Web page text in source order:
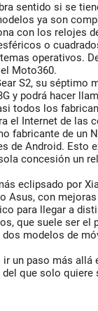
sentido si se
ya son
con los relojes
o
operativos.
Moto360.
S2, su séptimo
y podrá hacer
todos los
el Internet de las
fabricante de un
de Android. Esto
concesión un
eclipsado por
Asus, con mejoras
para llegar a
que suele ser el
modelos de
un paso más allá
que solo quiere